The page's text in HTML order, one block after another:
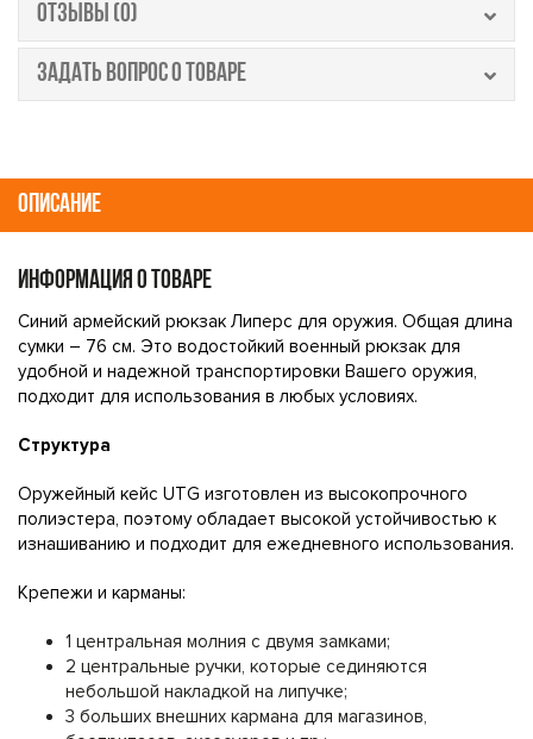
ОТЗЫВЫ (0)
ЗАДАТЬ ВОПРОС О ТОВАРЕ
ОПИСАНИЕ
ИНФОРМАЦИЯ О ТОВАРЕ
Синий армейский рюкзак Липерс для оружия. Общая длина
сумки – 76 см. Это водостойкий военный рюкзак для
удобной и надежной транспортировки Вашего оружия,
подходит для использования в любых условиях.
Структура
Оружейный кейс UTG изготовлен из высокопрочного
полиэстера, поэтому обладает высокой устойчивостью к
изнашиванию и подходит для ежедневного использования.
Крепежи и карманы:
1 центральная молния с двумя замками;
2 центральные ручки, которые сединяются
небольшой накладкой на липучке;
3 больших внешних кармана для магазинов,